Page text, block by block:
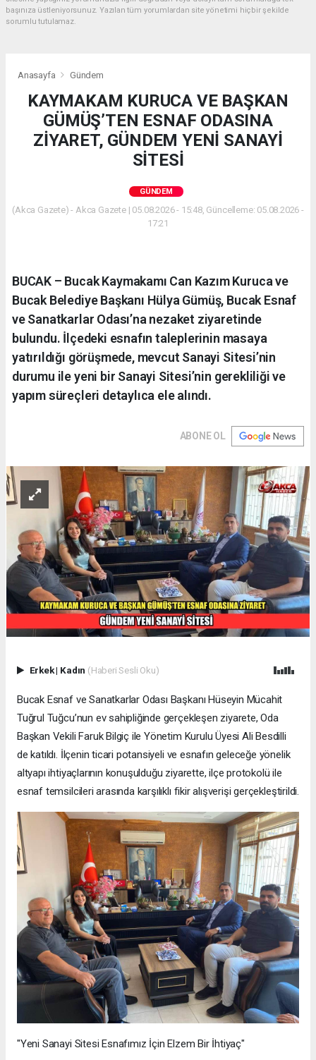
başınıza üstleniyorsunuz. Yazılan tüm yorumlardan site yönetimi hiçbir şekilde
sorumlu tutulamaz.
Anasayfa Gündem
KAYMAKAM KURUCA VE BAŞKAN
GÜMÜŞ’TEN ESNAF ODASINA
ZİYARET, GÜNDEM YENİ SANAYİ
SİTESİ
GÜNDEM
(Akca Gazete) - Akca Gazete | 05.08.2026 - 15:48, Güncelleme: 05.08.2026 -
17:21
BUCAK – Bucak Kaymakamı Can Kazım Kuruca ve
Bucak Belediye Başkanı Hülya Gümüş, Bucak Esnaf
ve Sanatkarlar Odası’na nezaket ziyaretinde
bulundu. İlçedeki esnafın taleplerinin masaya
yatırıldığı görüşmede, mevcut Sanayi Sitesi’nin
durumu ile yeni bir Sanayi Sitesi’nin gerekliliği ve
yapım süreçleri detaylıca ele alındı.
ABONE OL
Erkek| Kadın (Haberi Sesli Oku)
Bucak Esnaf ve Sanatkarlar Odası Başkanı Hüseyin Mücahit
Tuğrul Tuğcu’nun ev sahipliğinde gerçekleşen ziyarete, Oda
Başkan Vekili Faruk Bilgiç ile Yönetim Kurulu Üyesi Ali Besdilli
de katıldı. İlçenin ticari potansiyeli ve esnafın geleceğe yönelik
altyapı ihtiyaçlarının konuşulduğu ziyarette, ilçe protokolü ile
esnaf temsilcileri arasında karşılıklı fikir alışverişi gerçekleştirildi.
"Yeni Sanayi Sitesi Esnafımız İçin Elzem Bir İhtiyaç"